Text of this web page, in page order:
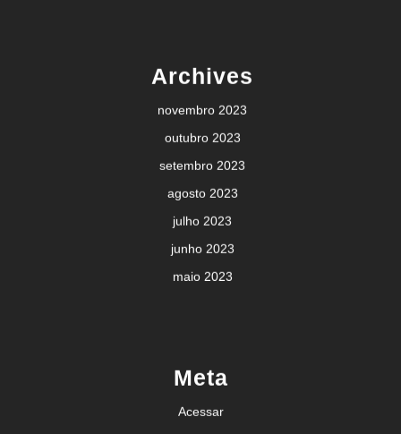
Archives
novembro 2023
outubro 2023
setembro 2023
agosto 2023
julho 2023
junho 2023
maio 2023
Meta
Acessar